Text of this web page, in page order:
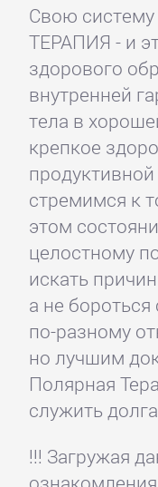
Свою
ТЕРАПИЯ - и
здорового
внутренней
тела в
крепкое
стремимся к
этом
целостному
искать
а не
по-разному
но лучшим
Полярная
служить
!!! Загружая